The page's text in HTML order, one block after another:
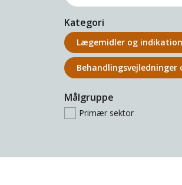
Kategori
Lægemidler og
Målgruppe
Primær sektor